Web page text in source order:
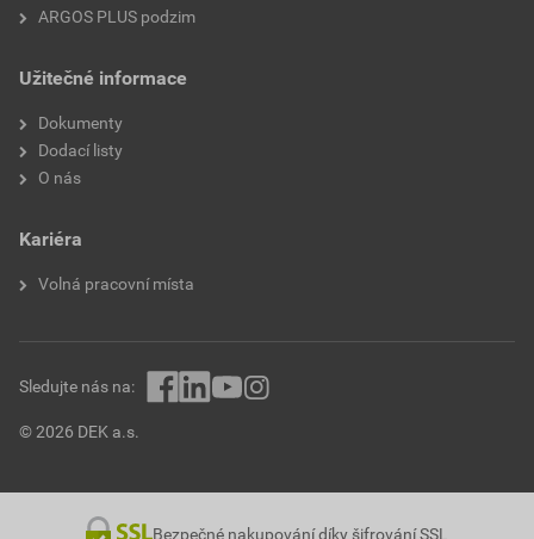
ARGOS PLUS podzim
Užitečné informace
Dokumenty
Dodací listy
O nás
Kariéra
Volná pracovní místa
© 2026 DEK a.s.
Sledujte nás na:
Bezpečné nakupování díky šifrování SSL